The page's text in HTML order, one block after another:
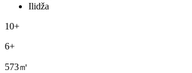
Ilidža
10+
6+
573㎡